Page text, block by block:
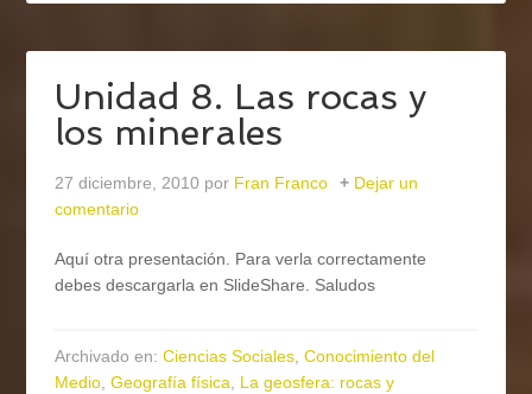
Unidad 8. Las rocas y
los minerales
27 diciembre, 2010 por Fran Franco
Dejar un
comentario
Aquí otra presentación. Para verla correctamente
debes descargarla en SlideShare. Saludos
Archivado en:Ciencias Sociales,Conocimiento del
Medio,Geografía física, La geosfera: rocas y